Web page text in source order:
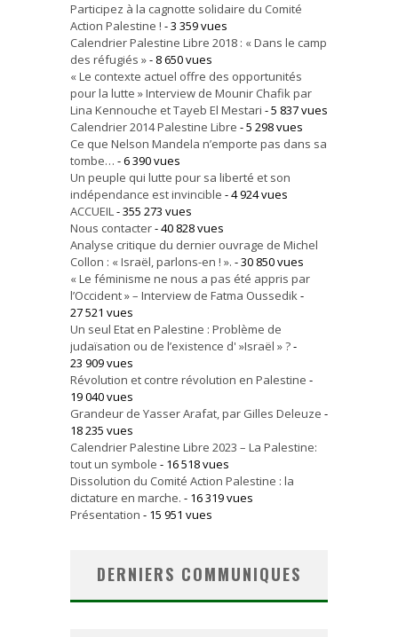
Participez à la cagnotte solidaire du Comité
Action Palestine ! - 3 359 vues
Calendrier Palestine Libre 2018 : « Dans le camp
des réfugiés »- 8 650 vues
« Le contexte actuel offre des opportunités
pour la lutte » Interview de Mounir Chafik par
Lina Kennouche et Tayeb El Mestari - 5 837 vues
Calendrier 2014 Palestine Libre - 5 298 vues
Ce que Nelson Mandela n’emporte pas dans sa
tombe… - 6 390 vues
Un peuple qui lutte pour sa liberté et son
indépendance est invincible - 4 924 vues
ACCUEIL- 355 273 vues
Nous contacter- 40 828 vues
Analyse critique du dernier ouvrage de Michel
Collon : « Israël, parlons-en ! ». - 30 850 vues
« Le féminisme ne nous a pas été appris par
l’Occident » – Interview de Fatma Oussedik-
27 521 vues
Un seul Etat en Palestine : Problème de
judaïsation ou de l’existence d' »Israël » ?-
23 909 vues
Révolution et contre révolution en Palestine -
19 040 vues
Grandeur de Yasser Arafat, par Gilles Deleuze -
18 235 vues
Calendrier Palestine Libre 2023 – La Palestine:
tout un symbole - 16 518 vues
Dissolution du Comité Action Palestine : la
dictature en marche. - 16 319 vues
Présentation - 15 951 vues
DERNIERS COMMUNIQUES